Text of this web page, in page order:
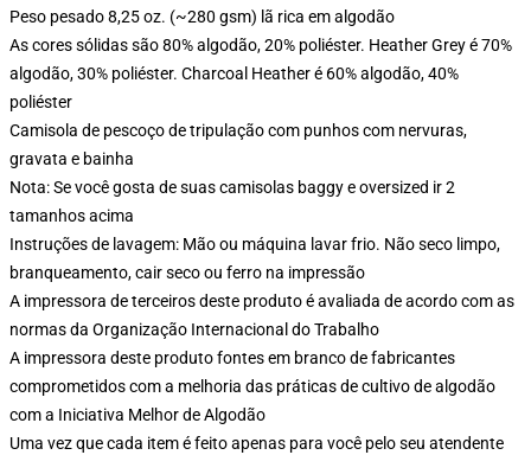
Peso pesado 8,25 oz. (~280 gsm) lã rica em algodão
As cores sólidas são 80% algodão, 20% poliéster. Heather Grey é 70%
algodão, 30% poliéster. Charcoal Heather é 60% algodão, 40%
poliéster
Camisola de pescoço de tripulação com punhos com nervuras,
gravata e bainha
Nota: Se você gosta de suas camisolas baggy e oversized ir 2
tamanhos acima
Instruções de lavagem: Mão ou máquina lavar frio. Não seco limpo,
branqueamento, cair seco ou ferro na impressão
A impressora de terceiros deste produto é avaliada de acordo com as
normas da Organização Internacional do Trabalho
A impressora deste produto fontes em branco de fabricantes
comprometidos com a melhoria das práticas de cultivo de algodão
com a Iniciativa Melhor de Algodão
Uma vez que cada item é feito apenas para você pelo seu atendente